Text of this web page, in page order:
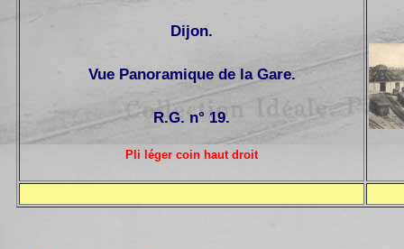
Dijon.
Vue Panoramique de la Gare.
R.G. n° 19.
Pli léger coin haut droit